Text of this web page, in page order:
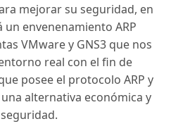
mejorar su seguridad, en
envenenamiento ARP
VMware y GNS3 que nos
real con el fin de
posee el protocolo ARP y
alternativa económica y